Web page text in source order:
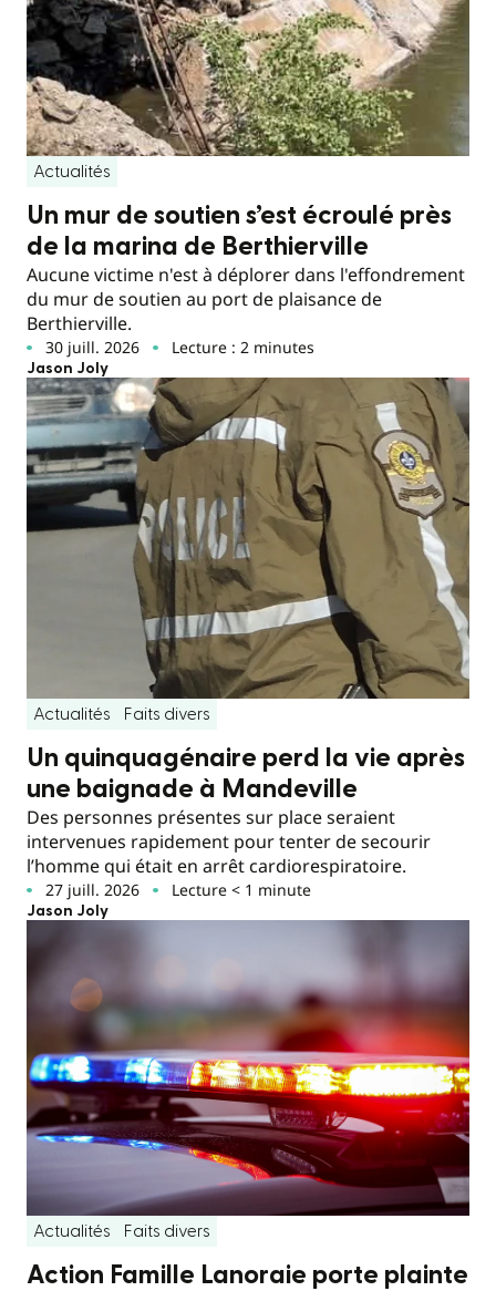
Actualités
Un mur de soutien s’est écroulé près
de la marina de Berthierville
Aucune victime n'est à déplorer dans l'effondrement
du mur de soutien au port de plaisance de
Berthierville.
30 juill. 2026 Lecture : 2 minutes
Jason Joly
Actualités Faits divers
Un quinquagénaire perd la vie après
une baignade à Mandeville
Des personnes présentes sur place seraient
intervenues rapidement pour tenter de secourir
l’homme qui était en arrêt cardiorespiratoire.
27 juill. 2026 Lecture < 1 minute
Jason Joly
Actualités Faits divers
Action Famille Lanoraie porte plainte